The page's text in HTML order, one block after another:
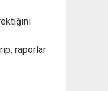
raporlar